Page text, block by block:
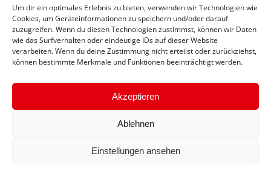
Um dir ein optimales Erlebnis zu bieten, verwenden wir Technologien wie
Cookies, um Geräteinformationen zu speichern und/oder darauf
zuzugreifen. Wenn du diesen Technologien zustimmst, können wir Daten
wie das Surfverhalten oder eindeutige IDs auf dieser Website
verarbeiten. Wenn du deine Zustimmung nicht erteilst oder zurückziehst,
können bestimmte Merkmale und Funktionen beeinträchtigt werden.
Akzeptieren
Ablehnen
Einstellungen ansehen
Kommentarnavigation
ZURÜCK
Vorheriger
Beitrag:
Ausbildung als Investition in die Zukunft
NÄCHSTES
Nächster
Drachenbär Malo klärt Kinder über die
Sicherheit im Straßenverkehr auf